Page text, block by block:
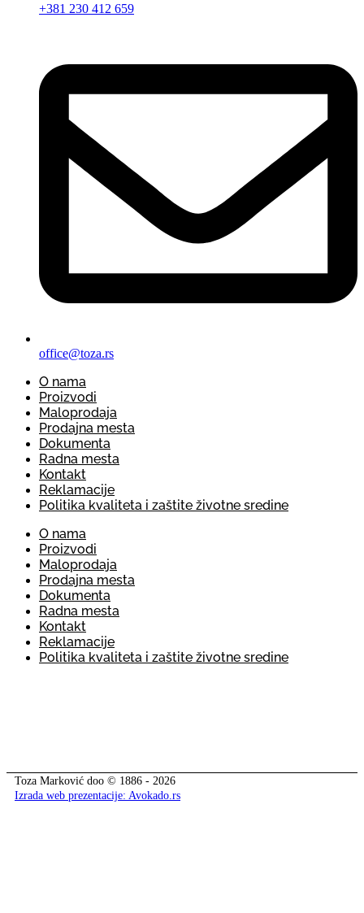
+381 230 412 659
office@toza.rs
O nama
Proizvodi
Maloprodaja
Prodajna mesta
Dokumenta
Radna mesta
Kontakt
Reklamacije
Politika kvaliteta i zaštite životne sredine
O nama
Proizvodi
Maloprodaja
Prodajna mesta
Dokumenta
Radna mesta
Kontakt
Reklamacije
Politika kvaliteta i zaštite životne sredine
Toza Marković doo © 1886 - 2026
Izrada web prezentacije: Avokado.rs